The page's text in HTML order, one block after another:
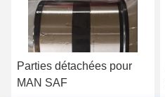
Parties détachées pour
MAN SAF